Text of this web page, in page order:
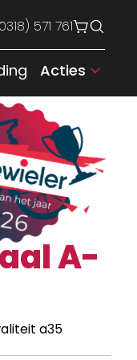
571 761
Acties
A-
a35